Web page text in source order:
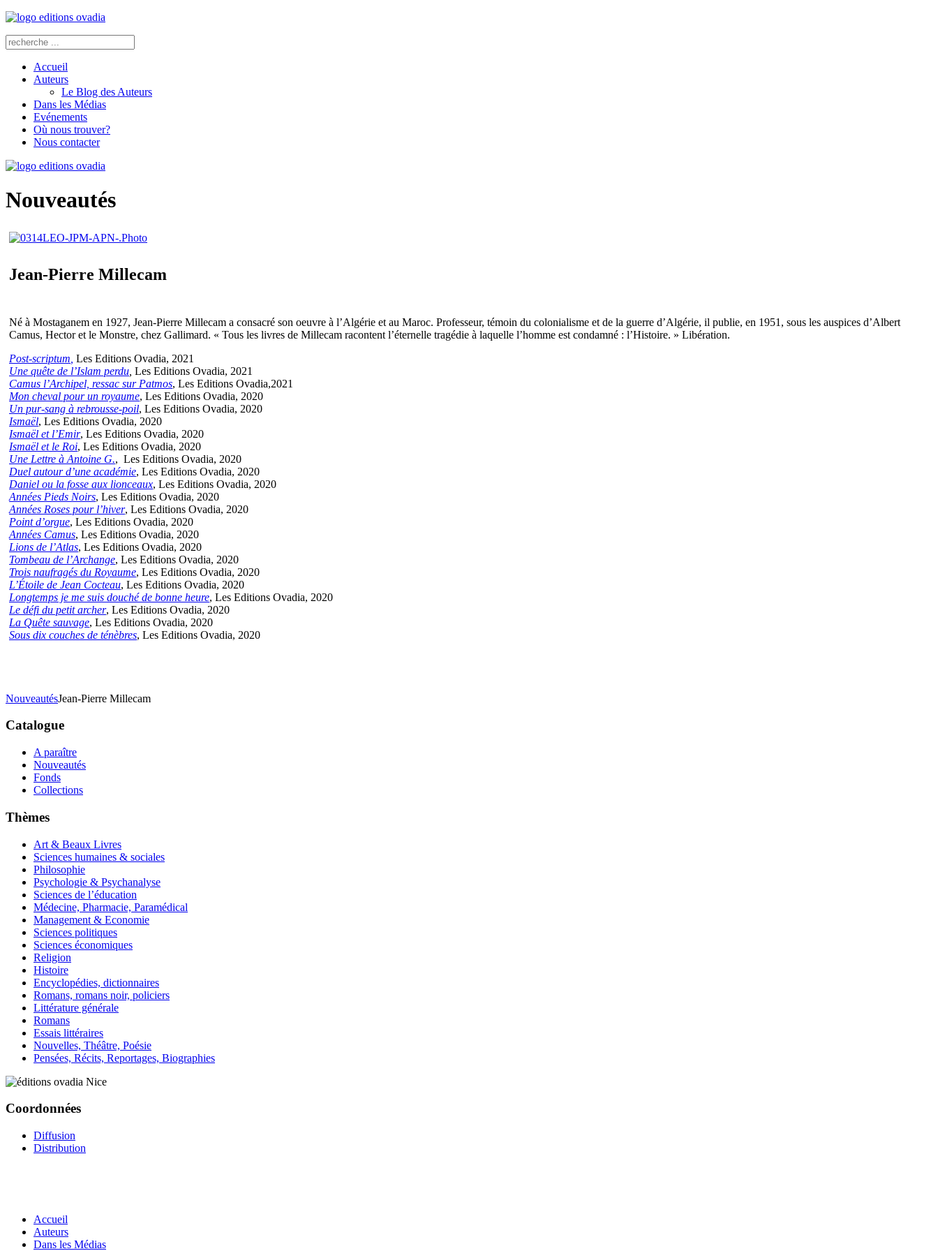
Accueil
Auteurs
Le Blog des Auteurs
Dans les Médias
Evénements
Où nous trouver?
Nous contacter
Nouveautés
Jean-Pierre Millecam
Né à Mostaganem en 1927, Jean-Pierre Millecam a consacré son oeuvre à l’Algérie et au Maroc. Professeur, témoin du colonialisme et de la guerre d’Algérie, il publie, en 1951, sous les auspices d’Albert
Camus, Hector et le Monstre, chez Gallimard. « Tous les livres de Millecam racontent l’éternelle tragédie à laquelle l’homme est condamné : l’Histoire. » Libération.
Post-scriptum Les Editions Ovadia, 2021
Une quête de l’Islam perdu Les Editions Ovadia, 2021
Camus l’Archipel, ressac sur Patmos, Les Editions Ovadia,2021
Mon cheval pour un royaume, Les Editions Ovadia, 2020
Un pur-sang à rebrousse-poil, Les Editions Ovadia, 2020
Ismaël, Les Editions Ovadia, 2020
Ismaël et l’Emir, Les Editions Ovadia, 2020
Ismaël et le Roi, Les Editions Ovadia, 2020
Une Lettre à Antoine G., Les Editions Ovadia, 2020
Duel autour d’une académie, Les Editions Ovadia, 2020
Daniel ou la fosse aux lionceaux, Les Editions Ovadia, 2020
Années Pieds Noirs, Les Editions Ovadia, 2020
Années Roses pour l’hiver, Les Editions Ovadia, 2020
Point d’orgue, Les Editions Ovadia, 2020
Années Camus, Les Editions Ovadia, 2020
Lions de l’Atlas, Les Editions Ovadia, 2020
Tombeau de l’Archange, Les Editions Ovadia, 2020
Trois naufragés du Royaume, Les Editions Ovadia, 2020
L’Étoile de Jean Cocteau, Les Editions Ovadia, 2020
Longtemps je me suis douché de bonne heure, Les Editions Ovadia, 2020
Le défi du petit archer, Les Editions Ovadia, 2020
La Quête sauvage, Les Editions Ovadia, 2020
Sous dix couches de ténèbres, Les Editions Ovadia, 2020
NouveautésJean-Pierre Millecam
Catalogue
A paraître
Nouveautés
Fonds
Collections
Thèmes
Art & Beaux Livres
Sciences humaines & sociales
Philosophie
Psychologie & Psychanalyse
Sciences de l’éducation
Médecine, Pharmacie, Paramédical
Management & Economie
Sciences politiques
Sciences économiques
Religion
Histoire
Encyclopédies, dictionnaires
Romans, romans noir, policiers
Littérature générale
Romans
Essais littéraires
Nouvelles, Théâtre, Poésie
Pensées, Récits, Reportages, Biographies
Coordonnées
Diffusion
Distribution
Accueil
Auteurs
Dans les Médias